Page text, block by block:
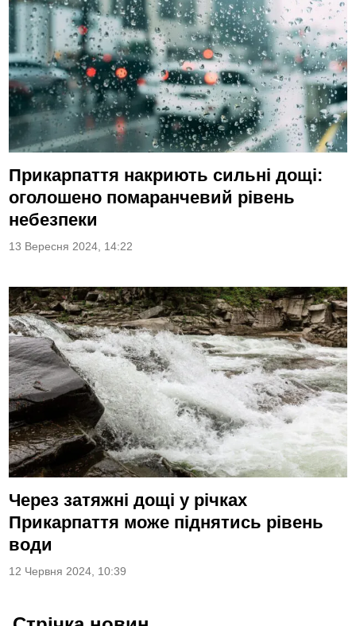
Прикарпаття накриють сильні дощі:
оголошено помаранчевий рівень
небезпеки
13 Вересня 2024, 14:22
Через затяжні дощі у річках
Прикарпаття може піднятись рівень
води
12 Червня 2024, 10:39